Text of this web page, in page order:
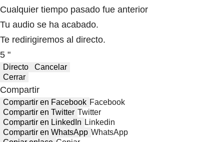
Cualquier tiempo pasado fue anterior
Tu audio se ha acabado.
Te redirigiremos al directo.
5 "
Directo
Cancelar
Cerrar
Compartir
Compartir en Facebook Facebook
Compartir en Twitter Twitter
Compartir en LinkedIn Linkedin
Compartir en WhatsApp WhatsApp